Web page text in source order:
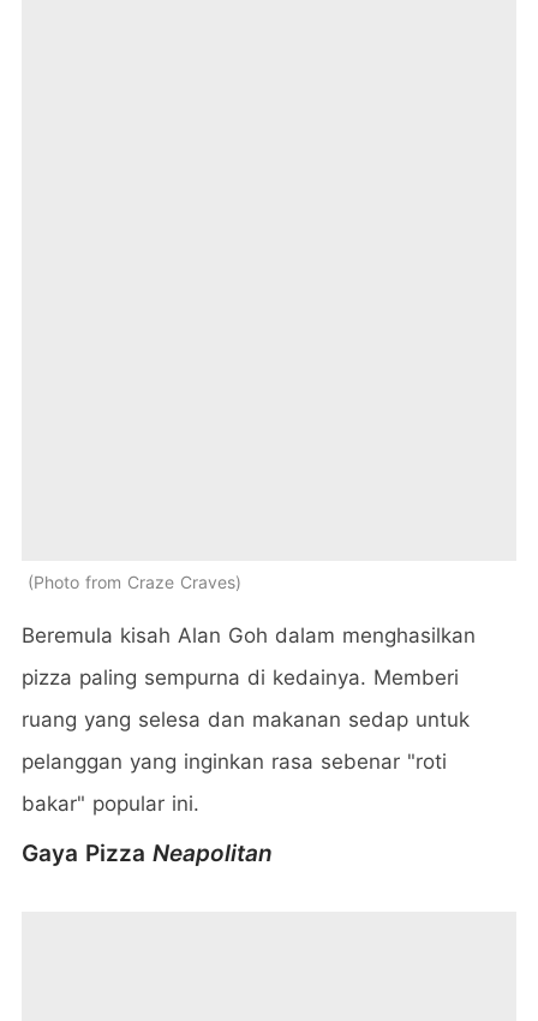
Photo from Craze Craves
Beremula kisah Alan Goh dalam menghasilkan
pizza paling sempurna di kedainya. Memberi
ruang yang selesa dan makanan sedap untuk
pelanggan yang inginkan rasa sebenar "roti
bakar" popular ini.
Gaya Pizza Neapolitan